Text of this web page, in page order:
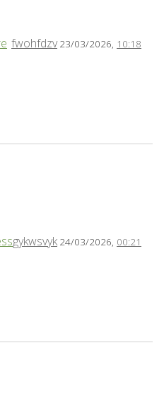
fwohfdzv 23/03/2026, 10:18
gykwsvyk 24/03/2026, 00:21